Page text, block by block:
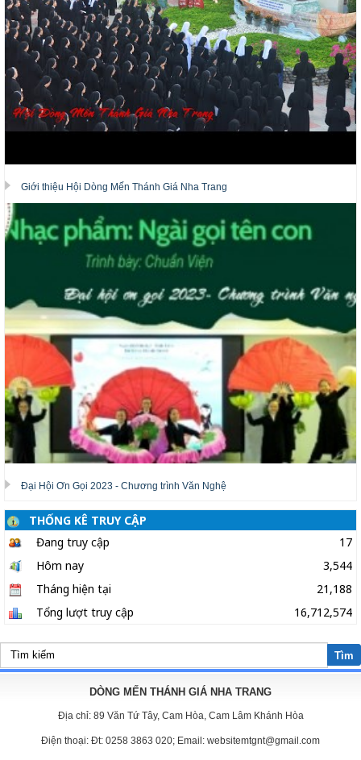
Giới thiệu Hội Dòng Mến Thánh Giá Nha Trang
Đại Hội Ơn Gọi 2023 - Chương trình Văn Nghệ
THỐNG KÊ TRUY CẬP
Đang truy cập
17
Hôm nay
3,544
Tháng hiện tại
21,188
Tổng lượt truy cập
16,712,574
Tìm
DÒNG MẾN THÁNH GIÁ NHA TRANG
Địa chỉ: 89 Văn Tứ Tây, Cam Hòa, Cam Lâm Khánh Hòa
Điện thoại: Đt: 0258 3863 020; Email: websitemtgnt@gmail.com